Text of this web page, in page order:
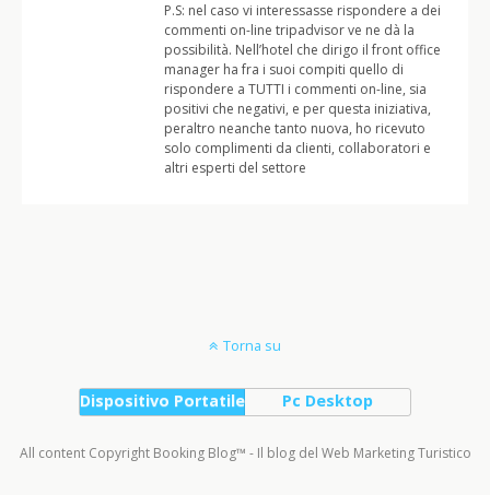
P.S: nel caso vi interessasse rispondere a dei
commenti on-line tripadvisor ve ne dà la
possibilità. Nell’hotel che dirigo il front office
manager ha fra i suoi compiti quello di
rispondere a TUTTI i commenti on-line, sia
positivi che negativi, e per questa iniziativa,
peraltro neanche tanto nuova, ho ricevuto
solo complimenti da clienti, collaboratori e
altri esperti del settore
Torna su
Dispositivo Portatile Pc Desktop
All content Copyright Booking Blog™ - Il blog del Web Marketing Turistico